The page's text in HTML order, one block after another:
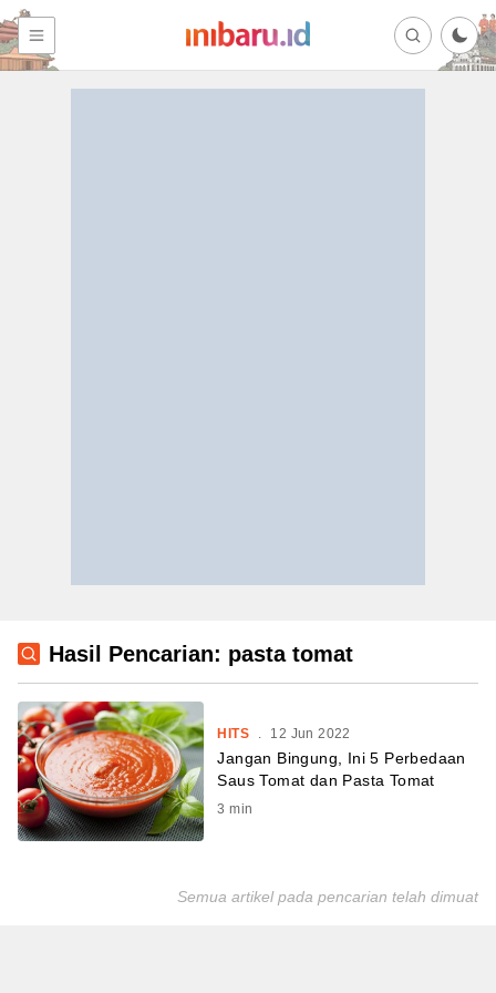
Hasil Pencarian: pasta tomat
HITS . 12 Jun 2022
Jangan Bingung, Ini 5 Perbedaan
Saus Tomat dan Pasta Tomat
3 min
Semua artikel pada pencarian telah dimuat